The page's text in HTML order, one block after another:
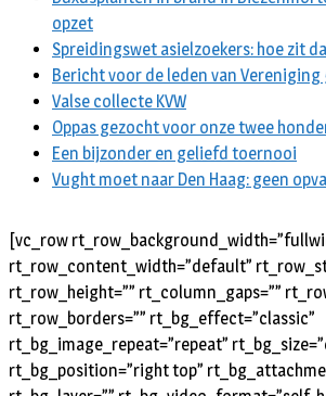
opzet
Spreidingswet asielzoekers: hoe zit
Bericht voor de leden van Vereniging
Valse collecte KVW
Oppas gezocht voor onze twee
Een bijzonder en geliefd toernooi
Vught moet naar Den Haag: geen
[vc_row
rt_row_content_width=”default”
rt_row_height=”” rt_column_gaps=””
rt_row_borders=”” rt_bg_effect=”classic”
rt_bg_image_repeat=”repeat”
rt_bg_position=”right top”